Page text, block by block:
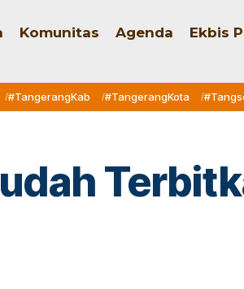
Komunitas Agenda Ekbis
#TangerangKab #TangerangKota